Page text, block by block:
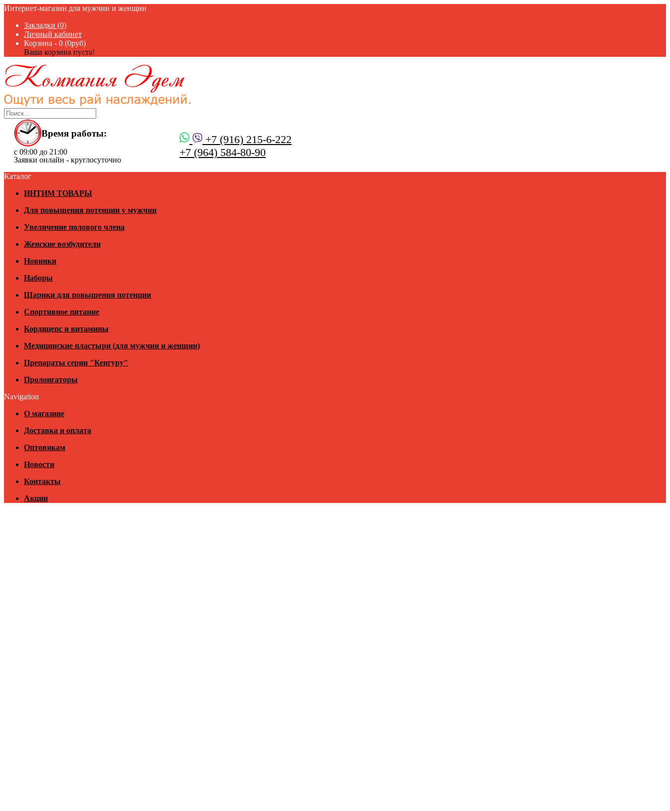
Интернет-магазин для мужчин и женщин
Закладки (0)
Личный кабинет
Корзина - 0 (0руб)
Ваша корзина пуста!
Время работы:
с 09:00 до 21:00
Заявки онлайн - круглосуточно
+7 (916) 215-6-222
+7 (964) 584-80-90
Каталог
ИНТИМ ТОВАРЫ
Для повышения потенции у мужчин
Увеличение полового члена
Женские возбудители
Новинки
Наборы
Шарики для повышения потенции
Спортивное питание
Кордицепс и витамины
Медицинские пластыри (для мужчин и женщин)
Препараты серии "Кенгуру"
Пролонгаторы
Navigation
О магазине
Доставка и оплата
Оптовикам
Новости
Контакты
Акции